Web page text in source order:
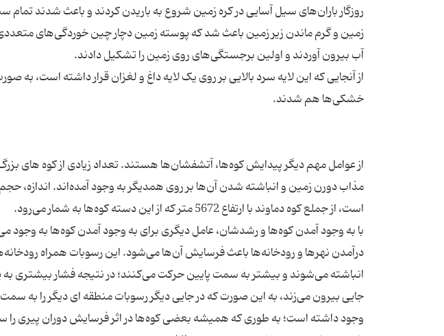
روزگار باران‌های سیل آسایی در کره زمین شروع به باریدن کردند و باعث شدند
زمین و گرم ماندن زیر زمین باعث شد که پوسته زمین دچار چین خوردگی‌های
از آنجایی که این لایه سرد بالایی بر روی یک لایه داغ و لغزان قرار داشته است،
از عوامل مهم دیگر پیدایش کوه‌ها، آتشفشان‌ها هستند. تعداد زیادی از کوه های
مذاب دورن زمین و انباشته شدن آن‌ها بر روی همدیگر به وجود آمده‌اند. اندازه، حجم
با به وجود آمدن کوه‌ها و رشدشان، عامل دیگری برای به وجود آمدن کوه‌ها به وجود
درآمدن نهرها و رودخانه‌ها باعث فرسایش آن‌ها می‌شود. این رسوبات همراه
انباشته می‌شوند و بیشتر به سمت پایین حرکت می‌کنند؛ در نتیجه فشار بیشتری به
جایی بیرون می‌زند، به این صورت که در جایی دیگر رسوبات منطقه ای دیگر را به
وجود داشته است؛ به طوری که همیشه بعضی کوه‌ها در اثر فرسایش دوران پیری